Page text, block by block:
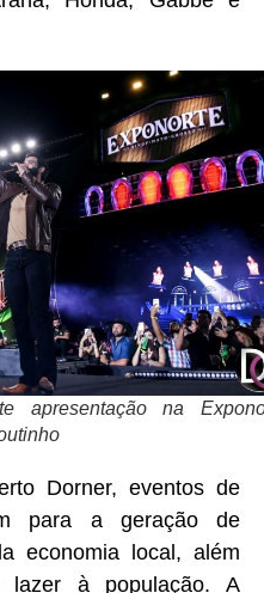
apresentação na
Dorner, eventos de
para a geração de
economia local, além
lazer à população. A